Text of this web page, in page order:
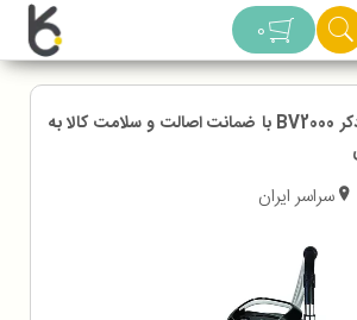
0
جاروبرقی بلک اند دکر BV2000 با ضمانت اصالت و سلامت کالا به
سراسر ایران